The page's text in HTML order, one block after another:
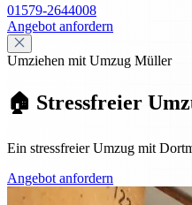
01579-2644008
Angebot anfordern
Umziehen mit Umzug Müller
🏠 Stressfreier
Ein stressfreier Umzug mit
Angebot anfordern